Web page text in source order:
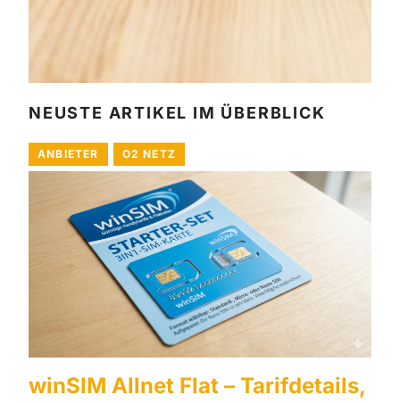
NEUSTE ARTIKEL IM ÜBERBLICK
ANBIETER O2 NETZ
winSIM Allnet Flat – Tarifdetails,